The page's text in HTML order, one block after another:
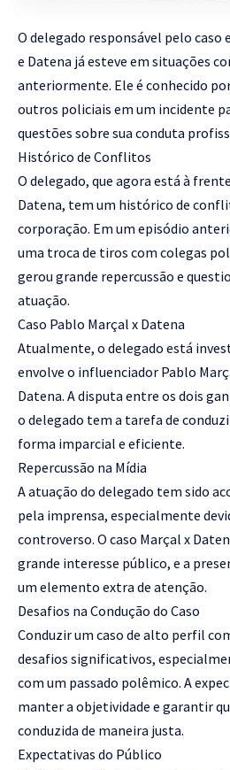
O delegado responsável pelo caso
e Datena já esteve em situações
anteriormente. Ele é conhecido
outros policiais em um incidente
questões sobre sua conduta
Histórico de Conflitos
O delegado, que agora está à
Datena, tem um histórico de
corporação. Em um episódio
uma troca de tiros com colegas
gerou grande repercussão e
atuação.
Caso Pablo Marçal x Datena
Atualmente, o delegado está
envolve o influenciador Pablo
Datena. A disputa entre os dois
o delegado tem a tarefa de
forma imparcial e eficiente.
Repercussão na Mídia
A atuação do delegado tem sido
pela imprensa, especialmente
controverso. O caso Marçal x
grande interesse público, e a
um elemento extra de atenção.
Desafios na Condução do Caso
Conduzir um caso de alto perfil
desafios significativos,
com um passado polêmico. A
manter a objetividade e garantir
conduzida de maneira justa.
Expectativas do Público